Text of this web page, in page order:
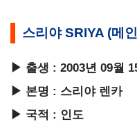
스리야 SRIYA (메
▶ 출생 : 2003년 09월
▶ 본명 : 스리야 렌카
▶ 국적 : 인도